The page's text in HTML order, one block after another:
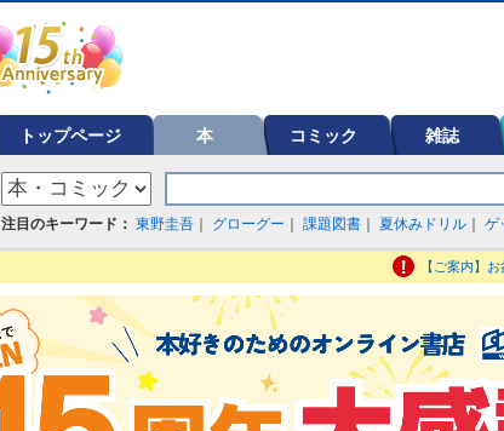
トップページ 本 コミック 雑誌
注目のキーワード： 東野圭吾 グローグー 課題図書 夏休みドリル ゲ
【ご案内】